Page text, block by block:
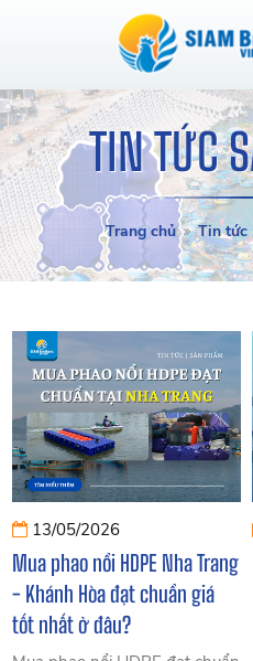
TIN TỨC
Trang chủ Tin tức
13/05/2026
Mua phao nổi HDPE Nha Trang
- Khánh Hòa đạt chuẩn giá
tốt nhất ở đâu?